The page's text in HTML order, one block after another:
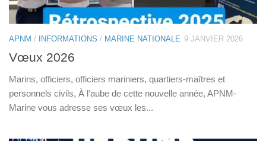
APNM / INFORMATIONS / MARINE NATIONALE 9 JANVIER 2026
Vœux 2026
Marins, officiers, officiers mariniers, quartiers-maîtres et
personnels civils, À l’aube de cette nouvelle année, APNM-
Marine vous adresse ses vœux les...